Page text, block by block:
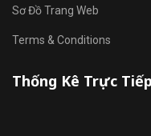
Sơ Đồ Trang Web
Terms & Conditions
Thống Kê Trực